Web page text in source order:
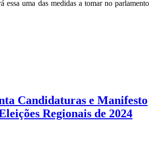
essa uma das medidas a tomar no parlamento
Candidaturas e Manifesto
Regionais de 2024